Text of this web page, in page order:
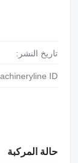
تاريخ النشر:
Machineryline ID:
حالة المركبة